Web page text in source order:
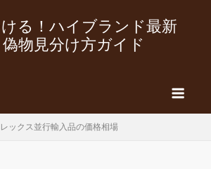
る！ハイブランド最新
物見分け方ガイド
ックス並行輸入品の価格相場